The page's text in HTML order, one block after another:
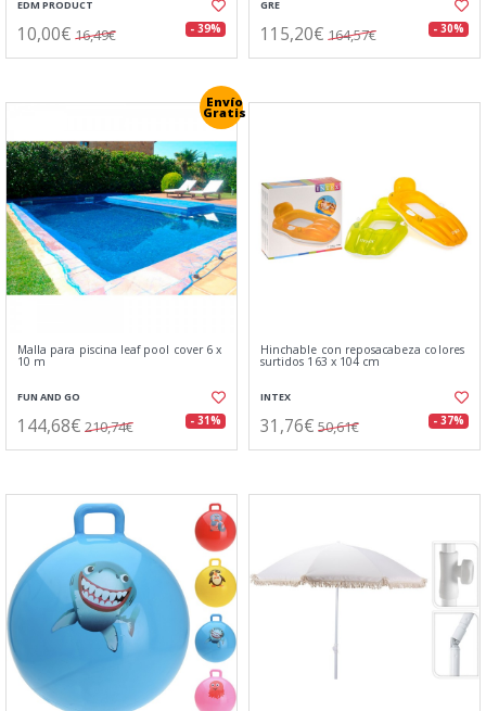
EDM PRODUCT
10,00€ 16,49€ - 39%
GRE
115,20€ 164,57€ - 30%
Envío
Gratis
Malla para piscina leaf pool cover 6 x
10 m
FUN AND GO
144,68€ 210,74€ - 31%
Hinchable con reposacabeza colores
surtidos 163 x 104 cm
INTEX
31,76€ 50,61€ - 37%